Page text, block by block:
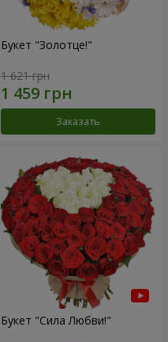
Букет "Золотце!"
1 621 грн
Заказать
Букет "Сила Любви!"